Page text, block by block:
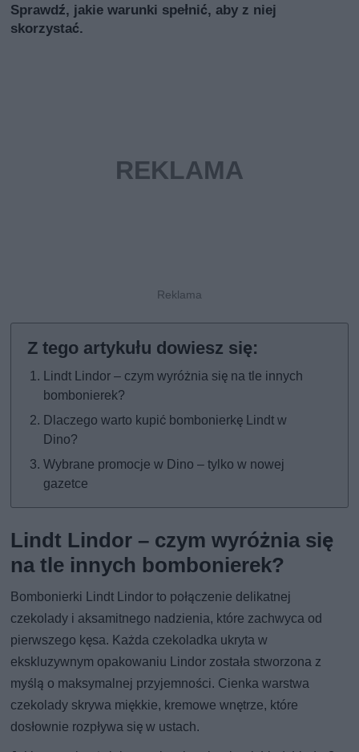
Sprawdź, jakie warunki spełnić, aby z niej
skorzystać.
Lindt Lindor – czym wyróżnia się na tle innych
bombonierek?
Dlaczego warto kupić bombonierkę Lindt w
Dino?
Wybrane promocje w Dino – tylko w nowej
gazetce
Lindt Lindor – czym wyróżnia się
na tle innych bombonierek?
Bombonierki Lindt Lindor to połączenie delikatnej
czekolady i aksamitnego nadzienia, które zachwyca od
pierwszego kęsa. Każda czekoladka ukryta w
ekskluzywnym opakowaniu Lindor została stworzona z
myślą o maksymalnej przyjemności. Cienka warstwa
czekolady skrywa miękkie, kremowe wnętrze, które
dosłownie rozpływa się w ustach.